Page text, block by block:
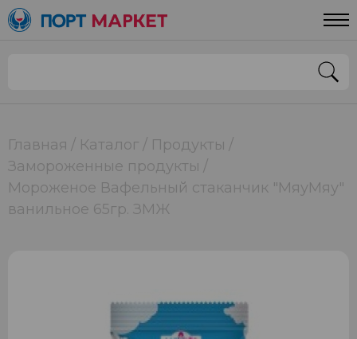
Главная Каталог
Продукты
Замороженные продукты
Мороженое Вафельный стаканчик "МяуМяу"
ванильное 65гр. ЗМЖ